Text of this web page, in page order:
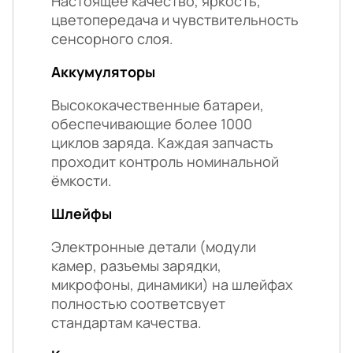
цветопередача и чувствительность
сенсорного слоя.
Аккумуляторы
Высококачественные батареи,
обеспечивающие более 1000
циклов заряда. Каждая запчасть
проходит контроль номинальной
ёмкости.
Шлейфы
Электронные детали (модули
камер, разъемы зарядки,
микрофоны, динамики) на шлейфах
полностью соответсвует
стандартам качества.